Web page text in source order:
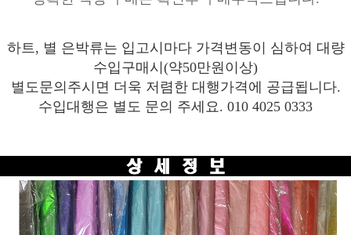
하트, 별 은박류는 입고시마다 가격변동이 심하여 대량
수입구매시(약50만원이상)
별도문의주시면 더욱 저렴한 대행가격에 공급됩니다.
수입대행은 별도 문의 주세요. 010 4025 0333